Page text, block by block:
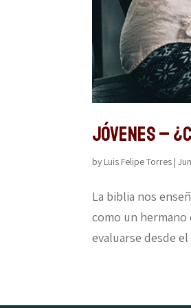
JÓVENES –
by Luis Felipe Torres |
La biblia nos
como un
evaluarse desde